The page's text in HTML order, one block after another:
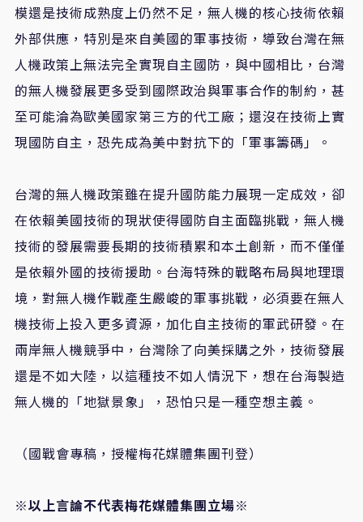
模還是技術成熟度上仍然不足，無人機的核心技術依賴
外部供應，特別是來自美國的軍事技術，導致台灣在無
人機政策上無法完全實現自主國防，與中國相比，台灣
的無人機發展更多受到國際政治與軍事合作的制約，甚
至可能淪為歐美國家第三方的代工廠；還沒在技術上實
現國防自主，恐先成為美中對抗下的「軍事籌碼」。
台灣的無人機政策雖在提升國防能力展現一定成效，卻
在依賴美國技術的現狀使得國防自主面臨挑戰，無人機
技術的發展需要長期的技術積累和本土創新，而不僅僅
是依賴外國的技術援助。台海特殊的戰略布局與地理環
境，對無人機作戰產生嚴峻的軍事挑戰，必須要在無人
機技術上投入更多資源，加化自主技術的軍武研發。在
兩岸無人機競爭中，台灣除了向美採購之外，技術發展
還是不如大陸，以這種技不如人情況下，想在台海製造
無人機的「地獄景象」，恐怕只是一種空想主義。
（國戰會專稿，授權梅花媒體集團刊登）
※以上言論不代表梅花媒體集團立場※